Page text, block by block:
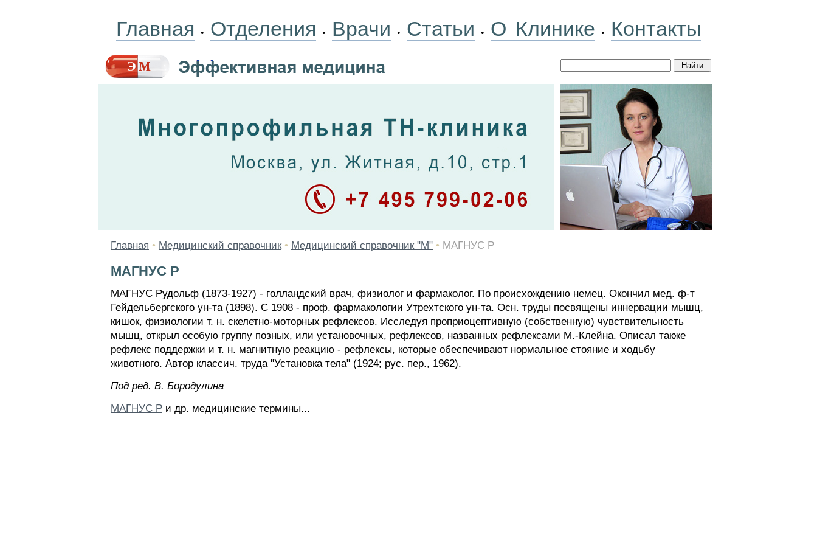
Главная • Отделения • Врачи • Статьи • О Клинике • Контакты
Главная • Медицинский справочник • Медицинский справочник "М" • МАГНУС Р
МАГНУС Р
МАГНУС Рудольф (1873-1927) - голландский врач, физиолог и фармаколог. По происхождению немец. Окончил мед. ф-т
Гейдельбергского ун-та (1898). С 1908 - проф. фармакологии Утрехтского ун-та. Осн. труды посвящены иннервации мышц,
кишок, физиологии т. н. скелетно-моторных рефлексов. Исследуя проприоцептивную (собственную) чувствительность
мышц, открыл особую группу позных, или установочных, рефлексов, названных рефлексами М.-Клейна. Описал также
рефлекс поддержки и т. н. магнитную реакцию - рефлексы, которые обеспечивают нормальное стояние и ходьбу
животного. Автор классич. труда "Установка тела" (1924; рус. пер., 1962).
Пoд peд. B. Бopoдyлинa
МАГНУС Р и др. медицинские термины...